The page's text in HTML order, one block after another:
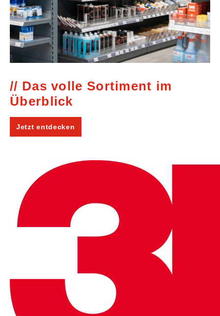
Das volle Sortiment im
Überblick
Jetzt entdecken